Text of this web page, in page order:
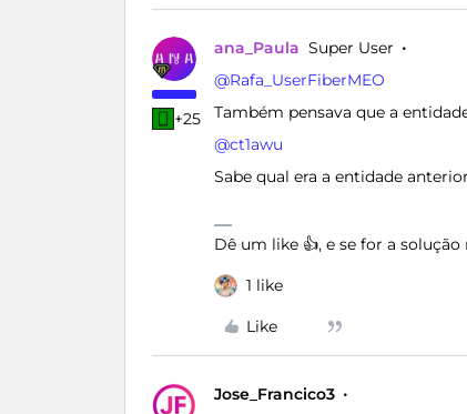
+25
ana_Paula Super User
@Rafa_UserFiberMEO
Também pensava que a
@ct1awu
Sabe qual era a entidade
Dê um like 👍, e se for a
1 like
Like
Jose_Francico3